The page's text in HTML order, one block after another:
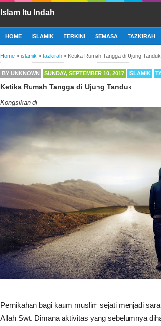
Islam Itu Indah
HOME ISLAMIK TERKINI SEMASA TAZKIRAH
Home » islamik » tazkirah » Ketika Rumah Tangga di Ujung Tanduk
BY UNKNOWN SUNDAY, SEPTEMBER 10, 2017 ISLAMIK
Ketika Rumah Tangga di Ujung Tanduk
Kongsikan di
Pernikahan bagi kaum muslim sejati menjadi
Allah Swt. Dimana aktivitas yang sebelumnya